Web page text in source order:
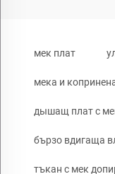
мек плат
мека и
дышащ плат с
бързо вдигаща
тъкан с мек